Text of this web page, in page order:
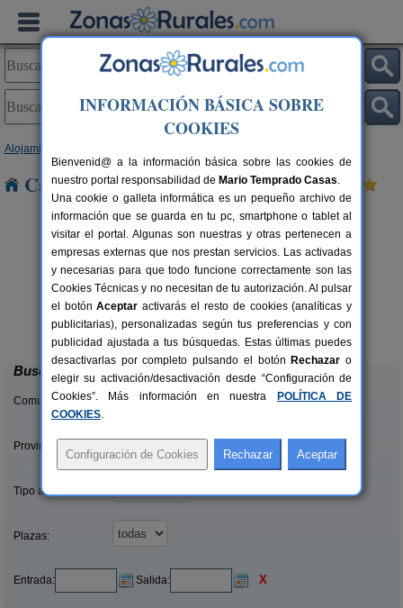
Alojamientos
Casas Rurales cerca de Ansoáin
16+2 pers.
desde 28 €
Casa Rural Estankoenea
Landetxea
Artieda (Navarra)
Buscar
Comunidades:
Provincias/Islas:
Tipo alquiler:
Plazas:
Entrada: Salida: X
INFORMACIÓN BÁSICA SOBRE
COOKIES
Bienvenid@ a la información básica sobre las cookies de
nuestro portal responsabilidad de Mario Temprado Casas.
Una cookie o galleta informática es un pequeño archivo de
información que se guarda en tu pc, smartphone o tablet al
visitar el portal. Algunas son nuestras y otras pertenecen a
empresas externas que nos prestan servicios. Las activadas
y necesarias para que todo funcione correctamente son las
Cookies Técnicas y no necesitan de tu autorización. Al pulsar
el botónAceptar activarás el resto de cookies (analíticas y
publicitarias), personalizadas según tus preferencias y con
publicidad ajustada a tus búsquedas. Estas últimas puedes
desactivarlas por completo pulsando el botón Rechazar o
elegir su activación/desactivación desde “Configuración de
Cookies”. Más información en nuestra
POLÍTICA DE
COOKIES.